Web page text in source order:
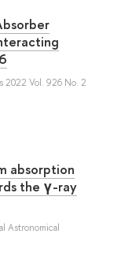
2022 Vol. 926 No. 2
absorption
the γ-ray
Astronomical